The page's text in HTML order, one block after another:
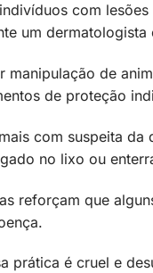
com
um
manipulação de
de proteção
com suspeita
no lixo ou
reforçam que
prática é cruel e